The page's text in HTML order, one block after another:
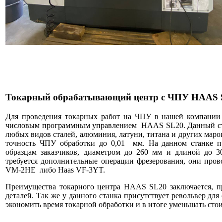
Токарный обрабатывающий центр c ЧПУ HAAS
Для проведения токарных работ на ЧПУ в нашей компании
числовым программным управлением HAAS SL20. Данный
любых видов сталей, алюминия, латуни, титана и других
точность ЧПУ обработки до 0,01 мм. На данном станке
образцам заказчиков, диаметром до 260 мм и длиной до
требуется дополнительные операции фрезерования, они
VM-2HE либо Haas VF-3YT.
Преимущества токарного центра HAAS SL20 заключается,
деталей. Так же у данного станка присутствует револьвер
экономить время токарной обработки и в итоге уменьшать